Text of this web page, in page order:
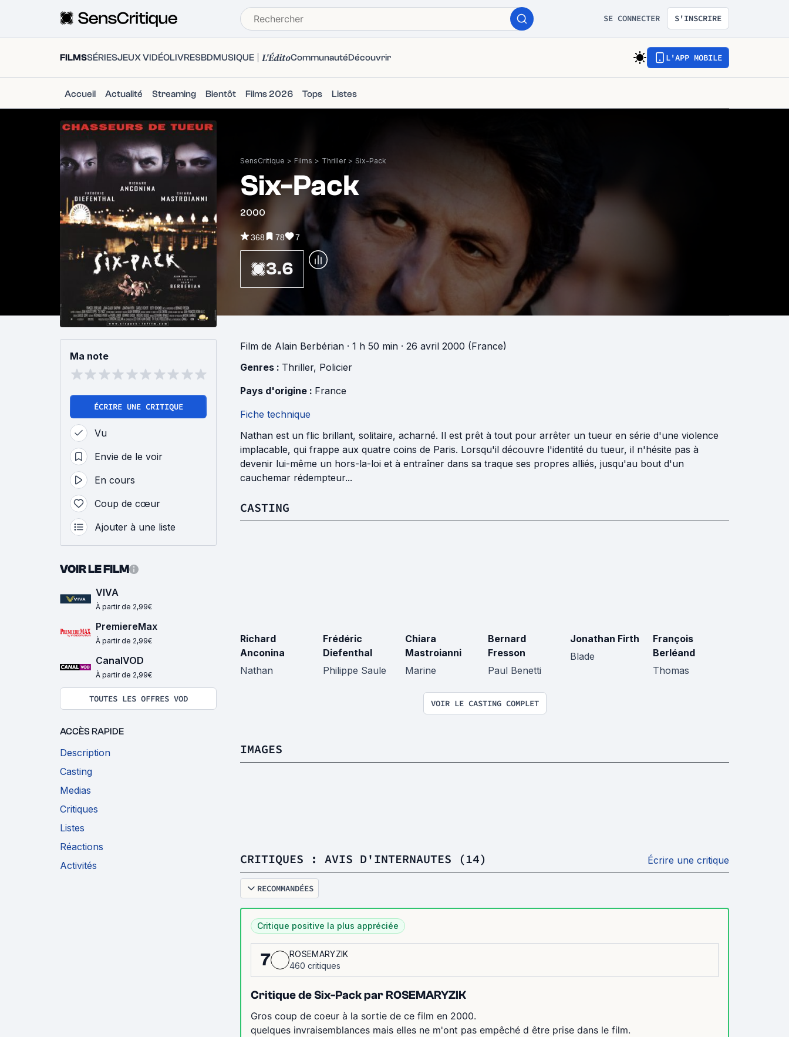
SE CONNECTER S'INSCRIRE
FILMSSÉRIESJEUX VIDÉOLIVRESBDMUSIQUE L'ÉditoCommunautéDécouvrir L'APP MOBILE
Accueil Actualité Streaming Bientôt Films 2026 Tops Listes
SensCritique > Films > Thriller > Six-Pack
Six-Pack
2000
368 78 7
3.6
Ma note
ÉCRIRE UNE CRITIQUE
Vu
Envie de le voir
En cours
Coup de cœur
Ajouter à une liste
VOIR LE FILM
VIVA
À partir de 2,99€
PremiereMax
À partir de 2,99€
CanalVOD
À partir de 2,99€
TOUTES LES OFFRES VOD
ACCÈS RAPIDE
Description
Casting
Medias
Critiques
Listes
Réactions
Activités
Film de Alain Berbérian · 1 h 50 min · 26 avril 2000 (France)
Genres : Thriller, Policier
Pays d'origine : France
Fiche technique
Nathan est un flic brillant, solitaire, acharné. Il est prêt à tout pour arrêter un tueur en série d'une violence
implacable, qui frappe aux quatre coins de Paris. Lorsqu'il découvre l'identité du tueur, il n'hésite pas à
devenir lui-même un hors-la-loi et à entraîner dans sa traque ses propres alliés, jusqu'au bout d'un
cauchemar rédempteur...
CASTING
Richard
Anconina
Nathan
Frédéric
Diefenthal
Philippe Saule
Chiara
Mastroianni
Marine
Bernard
Fresson
Paul Benetti
Jonathan Firth
Blade
François
Berléand
Thomas
VOIR LE CASTING COMPLET
IMAGES
CRITIQUES : AVIS D'INTERNAUTES (14) Écrire une critique
RECOMMANDÉES
Critique positive la plus appréciée
7
ROSEMARYZIK
460 critiques
Critique de Six-Pack par ROSEMARYZIK
Gros coup de coeur à la sortie de ce film en 2000.
quelques invraisemblances mais elles ne m'ont pas empêché d être prise dans le film.